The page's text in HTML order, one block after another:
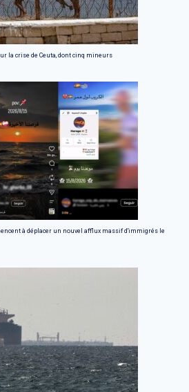
la crise de Ceuta, dont cinq mineurs
à déplacer un nouvel afflux massif d'immigrés le